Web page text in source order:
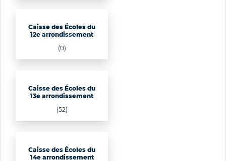
Caisse des Écoles du
12e arrondissement
(0)
Caisse des Écoles du
13e arrondissement
(52)
Caisse des Écoles du
14e arrondissement